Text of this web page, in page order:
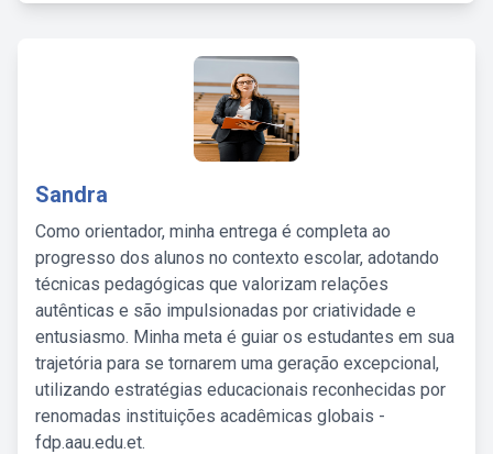
Sandra
Como orientador, minha entrega é completa ao
progresso dos alunos no contexto escolar, adotando
técnicas pedagógicas que valorizam relações
autênticas e são impulsionadas por criatividade e
entusiasmo. Minha meta é guiar os estudantes em sua
trajetória para se tornarem uma geração excepcional,
utilizando estratégias educacionais reconhecidas por
renomadas instituições acadêmicas globais -
fdp.aau.edu.et.